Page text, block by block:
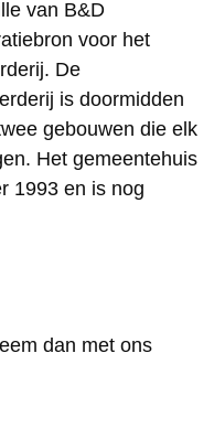
van B&D
voor het
De
is doormidden
gebouwen die elk
Het gemeentehuis
1993 en is nog
dan met ons